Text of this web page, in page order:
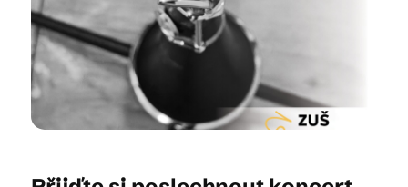
Praktické info
Kam vyrazit
CS EN DE